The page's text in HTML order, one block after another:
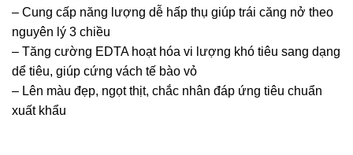
– Cung cấp năng lượng dễ hấp thụ giúp trái căng nở theo
nguyên lý 3 chiều
– Tăng cường EDTA hoạt hóa vi lượng khó tiêu sang dạng
dể tiêu, giúp cứng vách tế bào vỏ
– Lên màu đẹp, ngọt thịt, chắc nhân đáp ứng tiêu chuẩn
xuất khẩu